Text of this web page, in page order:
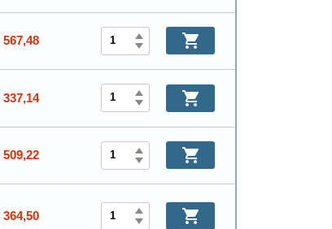
567,48
337,14
509,22
364,50